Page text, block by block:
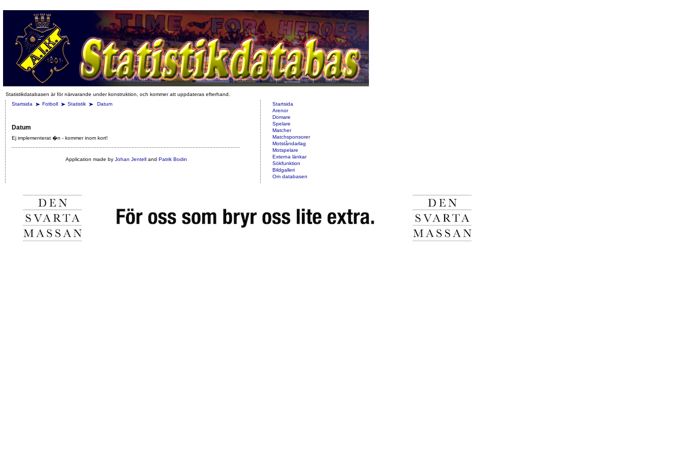
Statistikdatabasen är för närvarande under konstruktion, och kommer att uppdateras efterhand.
Startsida
Fotboll Statistik Datum
Datum
Ej implementerat �n - kommer inom kort!
Application made by Johan Jentelland Patrik Bodin
Startsida
Arenor
Domare
Spelare
Matcher
Matchsponsorer
Motståndarlag
Motspelare
Externa länkar
Sökfunktion
Bildgalleri
Om databasen